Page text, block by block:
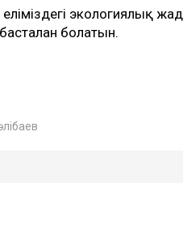
экологиялық
болатын.